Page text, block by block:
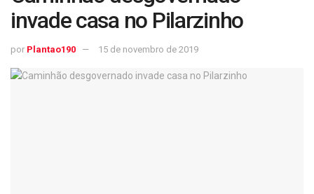
invade casa no Pilarzinho
por Plantao190 15 de novembro de 2019